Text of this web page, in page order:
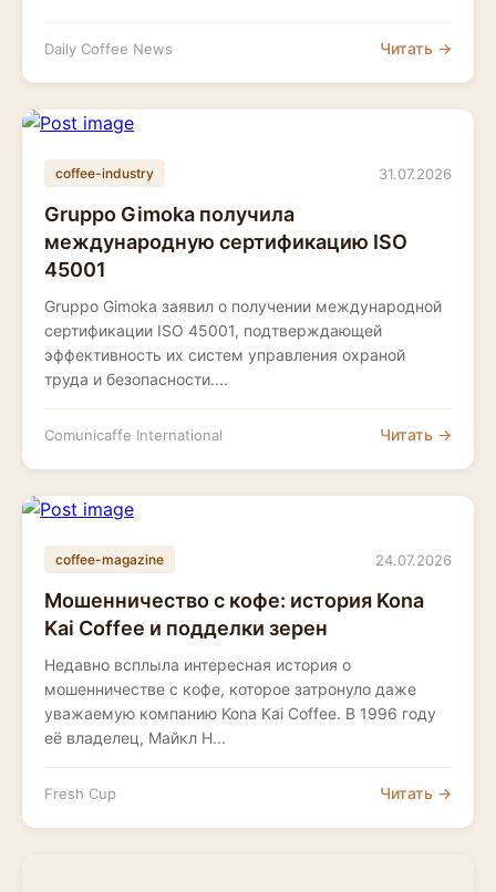
Daily Coffee News Читать →
coffee-industry 31.07.2026
Gruppo Gimoka получила
международную сертификацию ISO
45001
Gruppo Gimoka заявил о получении международной
сертификации ISO 45001, подтверждающей
эффективность их систем управления охраной
труда и безопасности....
Comunicaffe International Читать →
coffee-magazine 24.07.2026
Мошенничество с кофе: история Kona
Kai Coffee и подделки зерен
Недавно всплыла интересная история о
мошенничестве с кофе, которое затронуло даже
уважаемую компанию Kona Kai Coffee. В 1996 году
её владелец, Майкл Н...
Fresh Cup Читать →